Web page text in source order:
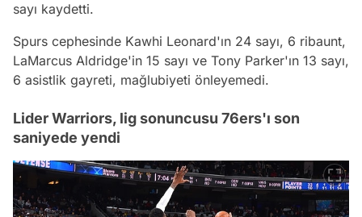
sayı kaydetti.
Spurs cephesinde Kawhi Leonard'ın 24 sayı, 6 ribaunt,
LaMarcus Aldridge'in 15 sayı ve Tony Parker'ın 13 sayı,
6 asistlik gayreti, mağlubiyeti önleyemedi.
Lider Warriors, lig sonuncusu 76ers'ı son
saniyede yendi